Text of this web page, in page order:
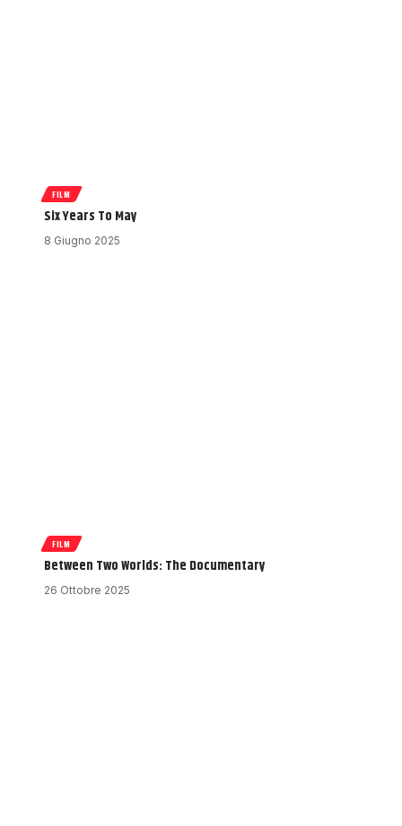
FILM
Six Years To May
8 Giugno 2025
FILM
Between Two Worlds: The Documentary
26 Ottobre 2025